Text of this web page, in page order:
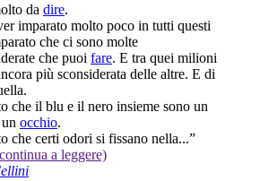
da dire.
imparato molto poco in tutti questi
che ci sono molte
che puoi fare. E tra quei milioni
più sconsiderata delle altre. E di
che il blu e il nero insieme sono un
occhio.
che certi odori si fissano nella...”
a leggere)